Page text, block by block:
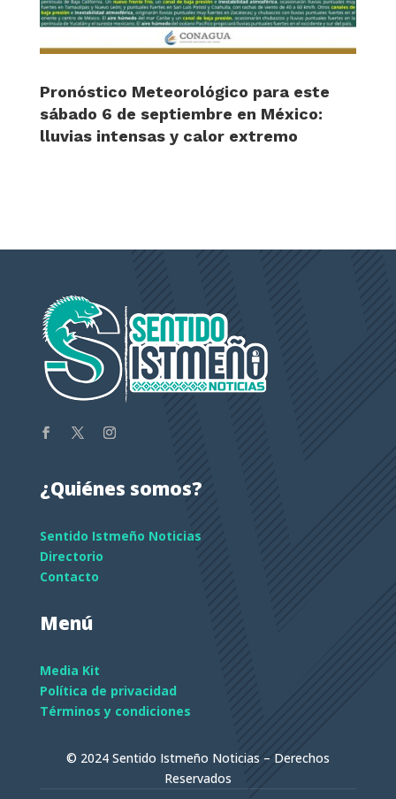
Pronóstico Meteorológico para este
sábado 6 de septiembre en México:
lluvias intensas y calor extremo
¿Quiénes somos?
Sentido Istmeño Noticias
Directorio
Contacto
Menú
Media Kit
Política de privacidad
Términos y condiciones
© 2024 Sentido Istmeño Noticias – Derechos
Reservados